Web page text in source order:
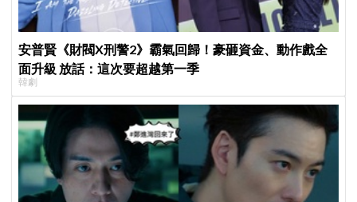
安普賢《財閥X刑警2》霸氣回歸！豪砸資金、動作戲全
面升級 放話：這次要超越第一季
韓劇